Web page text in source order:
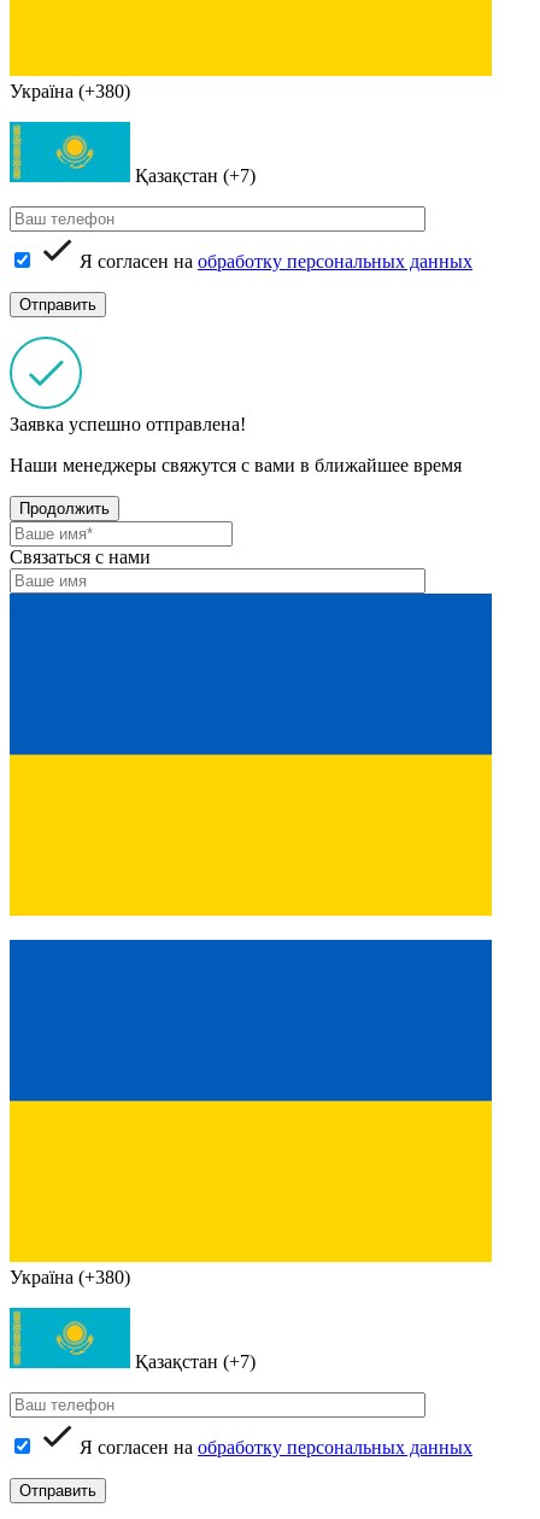
Україна (+380)
Қазақстан (+7)
Я согласен на обработку персональных данных
Заявка успешно отправлена!
Наши менеджеры свяжутся с вами в ближайшее время
Продолжить
Связаться с нами
Україна (+380)
Қазақстан (+7)
Я согласен на обработку персональных данных